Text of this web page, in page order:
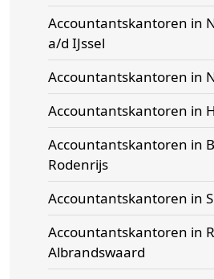
Accountantskantoren in
a/d IJssel
Accountantskantoren in
Accountantskantoren in
Accountantskantoren in
Rodenrijs
Accountantskantoren in
Accountantskantoren in
Albrandswaard